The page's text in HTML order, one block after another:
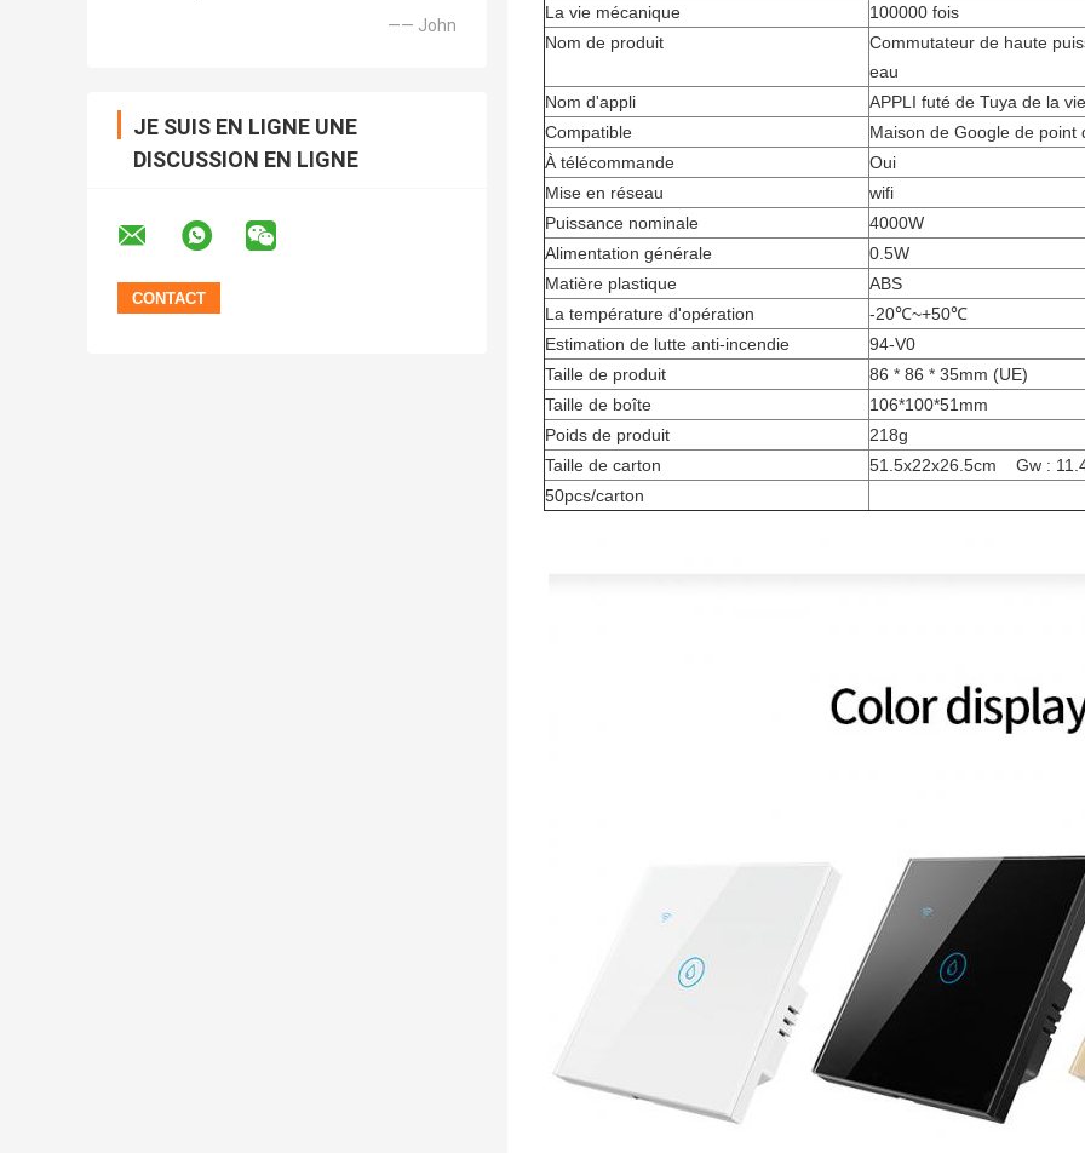
—— John
JE SUIS EN LIGNE UNE
DISCUSSION EN LIGNE
La vie mécanique
100000 fois
Nom de produit
Commutateur de haute
eau
Nom d'appli
APPLI futé de Tuya de la vie
Compatible
Maison de Google de point
À télécommande
Oui
Mise en réseau
wifi
Puissance nominale
4000W
Alimentation générale
0.5W
Matière plastique
ABS
La température d'opération
-20℃~+50℃
Estimation de lutte anti-incendie
94-V0
Taille de produit
86 * 86 * 35mm (UE)
Taille de boîte
106*100*51mm
Poids de produit
218g
Taille de carton
51.5x22x26.5cm Gw :
50pcs/carton